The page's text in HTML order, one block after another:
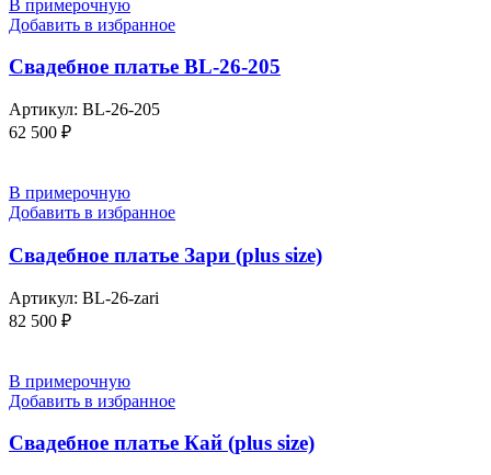
В примерочную
Добавить в избранное
Свадебное платье BL-26-205
Артикул: BL-26-205
62 500 ₽
В примерочную
Добавить в избранное
Свадебное платье Зари (plus size)
Артикул: BL-26-zari
82 500 ₽
В примерочную
Добавить в избранное
Свадебное платье Кай (plus size)